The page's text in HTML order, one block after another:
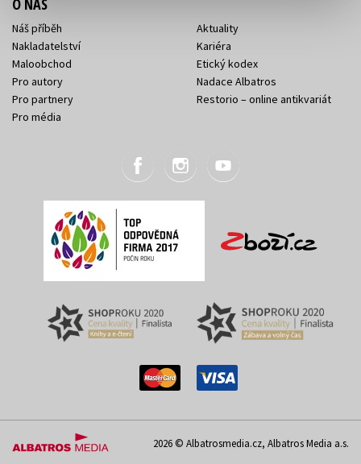
O NÁS
Náš příběh
Nakladatelství
Maloobchod
Pro autory
Pro partnery
Pro média
Aktuality
Kariéra
Etický kodex
Nadace Albatros
Restorio – online antikvariát
2026 © Albatrosmedia.cz, Albatros Media a.s.